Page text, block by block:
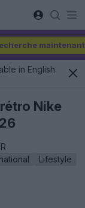
maintenant
in English.
Nike
Lifestyle